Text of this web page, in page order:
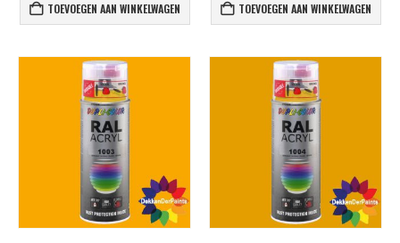
TOEVOEGEN AAN WINKELWAGEN TOEVOEGEN AAN WINKELWAGEN